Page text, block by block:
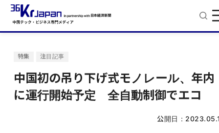
特集 注目記事
中国初の吊り下げ式モノレール、年内
に運行開始予定 全自動制御でエコ
公開日：